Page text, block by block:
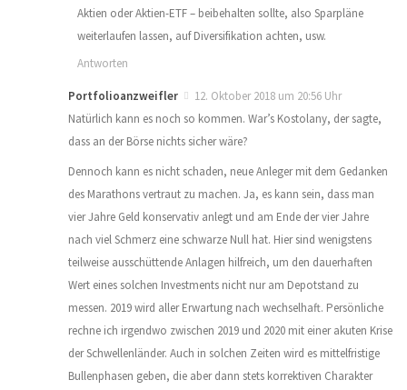
Aktien oder Aktien-ETF – beibehalten sollte, also Sparpläne
weiterlaufen lassen, auf Diversifikation achten, usw.
Antworten
Portfolioanzweifler
12. Oktober 2018 um 20:56 Uhr
Natürlich kann es noch so kommen. War’s Kostolany, der sagte,
dass an der Börse nichts sicher wäre?
Dennoch kann es nicht schaden, neue Anleger mit dem Gedanken
des Marathons vertraut zu machen. Ja, es kann sein, dass man
vier Jahre Geld konservativ anlegt und am Ende der vier Jahre
nach viel Schmerz eine schwarze Null hat. Hier sind wenigstens
teilweise ausschüttende Anlagen hilfreich, um den dauerhaften
Wert eines solchen Investments nicht nur am Depotstand zu
messen. 2019 wird aller Erwartung nach wechselhaft. Persönliche
rechne ich irgendwo zwischen 2019 und 2020 mit einer akuten Krise
der Schwellenländer. Auch in solchen Zeiten wird es mittelfristige
Bullenphasen geben, die aber dann stets korrektiven Charakter